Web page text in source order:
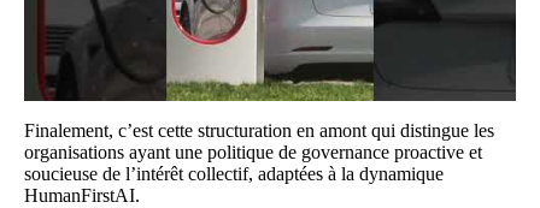
Finalement, c’est cette structuration en amont qui distingue les
organisations ayant une politique de governance proactive et
soucieuse de l’intérêt collectif, adaptées à la dynamique
HumanFirstAI.